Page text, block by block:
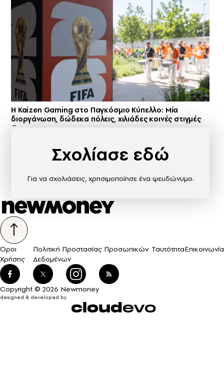
H Kaizen Gaming στο Παγκόσμιο Kύπελλο: Μία
διοργάνωση, δώδεκα πόλεις, χιλιάδες κοινές στιγμές
Σχολίασε εδώ
Για να σχολιάσεις, χρησιμοποίησε ένα ψευδώνυμο.
Όροι
Χρήσης
Πολιτική Προστασίας Προσωπικών
Δεδομένων
ΤαυτότηταΕπικοινωνία
Copyright © 2026 Newmoney
designed & developed by